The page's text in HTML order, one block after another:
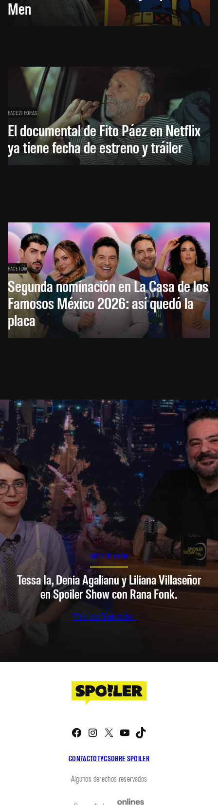
Men
HACE 21 HORAS
El documental de Fito Páez en Netflix
ya tiene fecha de estreno y tráiler
HACE 1 DÍA
Segunda nominación en La Casa de los
Famosos México 2026: así quedó la
placa
SPOILER SHOW
Tessa Ia, Denia Agalianu y Liliana Villaseñor
en Spoiler Show con Rana Fonk.
Ver en Youtube
CONTACTOTYCSOBRE SPOILER
Facebook
Instagram
X YouTube
Algunos derechos reservados